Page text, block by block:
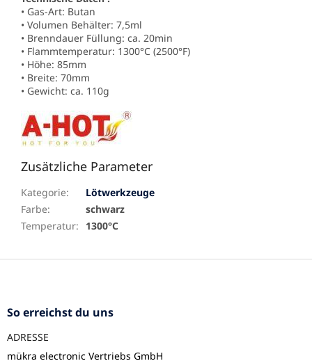
• Gas-Art: Butan
• Volumen Behälter: 7,5ml
• Brenndauer Füllung: ca. 20min
• Flammtemperatur: 1300°C (2500°F)
• Höhe: 85mm
• Breite: 70mm
• Gewicht: ca. 110g
Zusätzliche Parameter
Kategorie:
Lötwerkzeuge
Farbe:
schwarz
Temperatur: 1300°C
F
So erreichst du uns
ADRESSE
mükra electronic Vertriebs GmbH